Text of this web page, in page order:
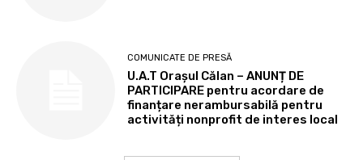
COMUNICATE DE PRESĂ
U.A.T Orașul Călan – ANUNȚ DE
PARTICIPARE pentru acordare de
finanțare nerambursabilă pentru
activități nonprofit de interes local